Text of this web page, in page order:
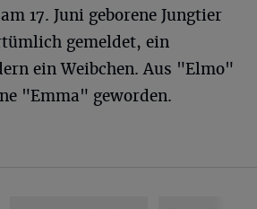
17. Juni geborene Jungtier
gemeldet, ein
ein Weibchen. Aus "Elmo"
"Emma" geworden.